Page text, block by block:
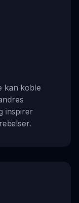
kan koble
inspirer